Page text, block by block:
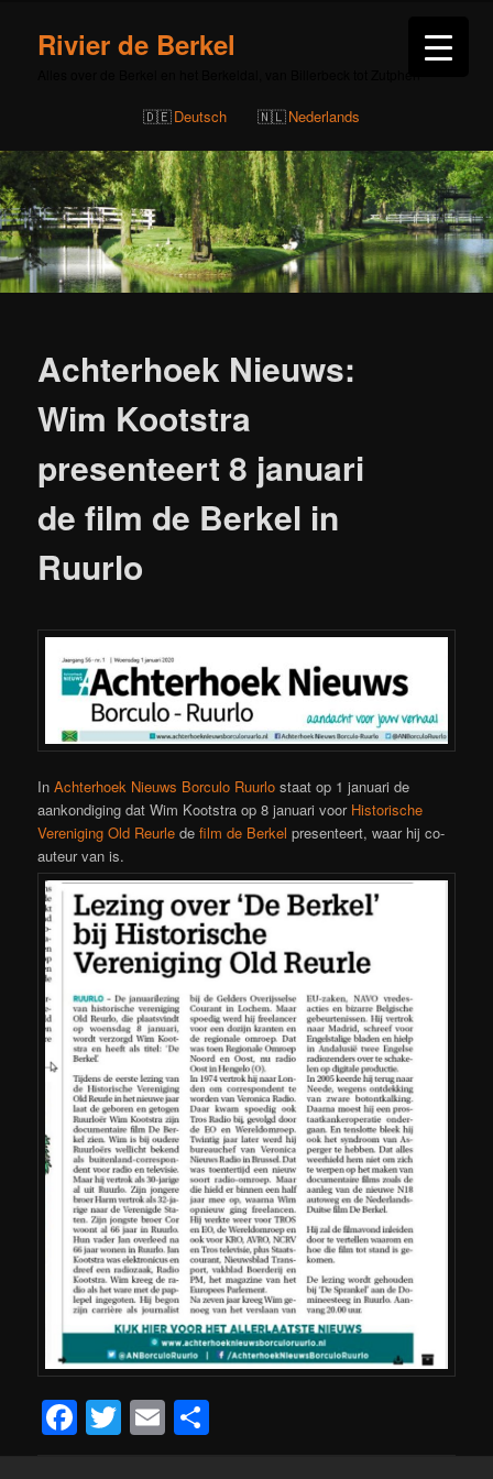
Rivier de Berkel
Deutsch Nederlands
Achterhoek Nieuws:
Wim Kootstra
presenteert 8 januari
de film de Berkel in
Ruurlo
InAchterhoek Nieuws Borculo Ruurlo staat op 1 januari de
aankondiging dat Wim Kootstra op 8 januari voor Historische
Vereniging Old Reurle defilm de Berkel presenteert, waar hij co-
auteur van is.
Facebook
Twitter
Email